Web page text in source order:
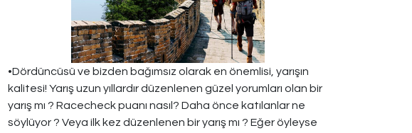
•Dördüncüsü ve bizden bağımsız olarak en önemlisi, yarışın
kalitesi! Yarış uzun yıllardır düzenlenen güzel yorumları olan bir
yarış mı ? Racecheck puanı nasıl? Daha önce katılanlar ne
söylüyor ? Veya ilk kez düzenlenen bir yarış mı ? Eğer öyleyse